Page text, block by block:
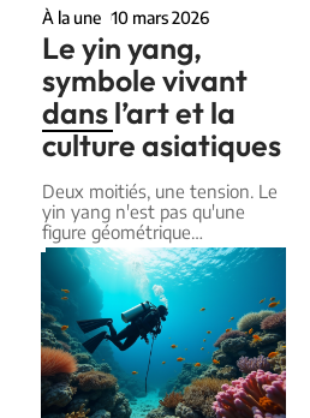
À la une 10 mars 2026
Le yin yang,
symbole vivant
dans l’art et la
culture asiatiques
Deux moitiés, une tension. Le
yin yang n'est pas qu'une
figure géométrique…